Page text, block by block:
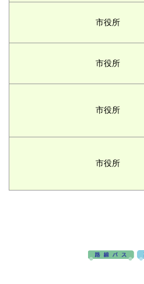
市役所
市役所
市役所
市役所